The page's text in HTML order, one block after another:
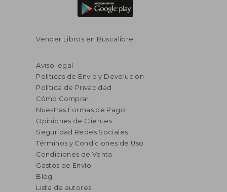
Vender Libros en Buscalibre
Aviso legal
Políticas de Envío y Devolución
Política de Privacidad
Cómo Comprar
Nuestras Formas de Pago
Opiniones de Clientes
Seguridad Redes Sociales
Términos y Condiciones de Uso
Condiciones de Venta
Gastos de Envío
Blog
Lista de autores